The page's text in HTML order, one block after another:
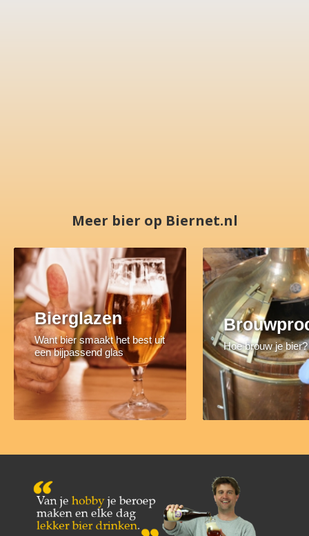
Meer bier op Biernet.nl
Bierglazen
Want bier smaakt het best uit
een bijpassend glas
Hoe brouw je bier?